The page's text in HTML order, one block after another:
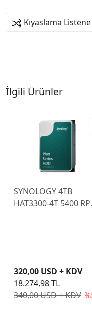
Kıyaslama
İlgili Ürünler
SYNOLOGY 4TB
HAT3300-4T 5400
340,00 USD + KDV
320,00 USD + KDV
18.274,98 TL